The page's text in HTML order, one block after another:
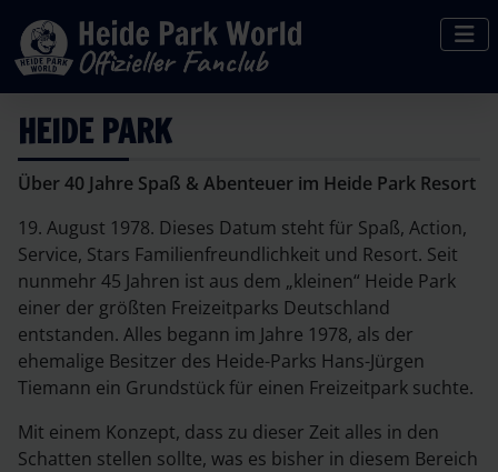
HEIDE PARK
Über 40 Jahre Spaß & Abenteuer im Heide Park Resort
19. August 1978. Dieses Datum steht für Spaß, Action,
Service, Stars Familienfreundlichkeit und Resort. Seit
nunmehr 45 Jahren ist aus dem „kleinen“ Heide Park
einer der größten Freizeitparks Deutschland
entstanden. Alles begann im Jahre 1978, als der
ehemalige Besitzer des Heide-Parks Hans-Jürgen
Tiemann ein Grundstück für einen Freizeitpark suchte.
Mit einem Konzept, dass zu dieser Zeit alles in den
Schatten stellen sollte, was es bisher in diesem Bereich